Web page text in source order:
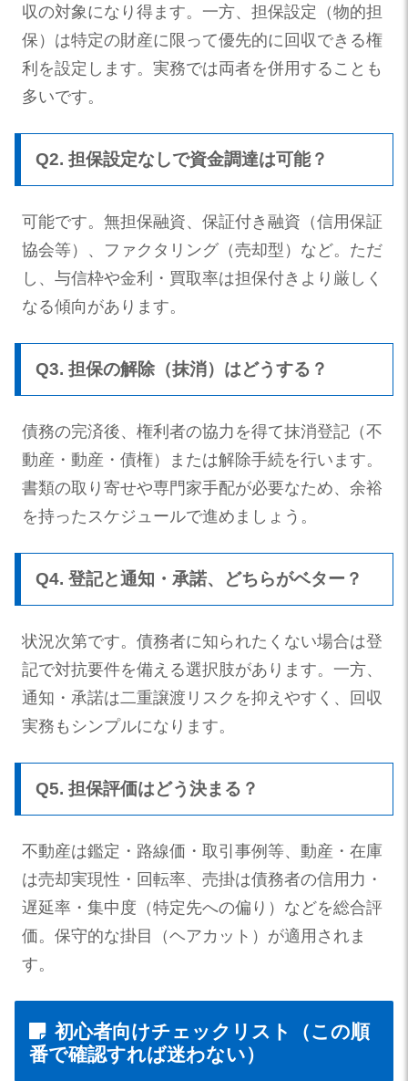
収の対象になり得ます。一方、担保設定（物的担
保）は特定の財産に限って優先的に回収できる権
利を設定します。実務では両者を併用することも
多いです。
Q2. 担保設定なしで資金調達は可能？
可能です。無担保融資、保証付き融資（信用保証
協会等）、ファクタリング（売却型）など。ただ
し、与信枠や金利・買取率は担保付きより厳しく
なる傾向があります。
Q3. 担保の解除（抹消）はどうする？
債務の完済後、権利者の協力を得て抹消登記（不
動産・動産・債権）または解除手続を行います。
書類の取り寄せや専門家手配が必要なため、余裕
を持ったスケジュールで進めましょう。
Q4. 登記と通知・承諾、どちらがベター？
状況次第です。債務者に知られたくない場合は登
記で対抗要件を備える選択肢があります。一方、
通知・承諾は二重譲渡リスクを抑えやすく、回収
実務もシンプルになります。
Q5. 担保評価はどう決まる？
不動産は鑑定・路線価・取引事例等、動産・在庫
は売却実現性・回転率、売掛は債務者の信用力・
遅延率・集中度（特定先への偏り）などを総合評
価。保守的な掛目（ヘアカット）が適用されま
す。
初心者向けチェックリスト（この順
番で確認すれば迷わない）